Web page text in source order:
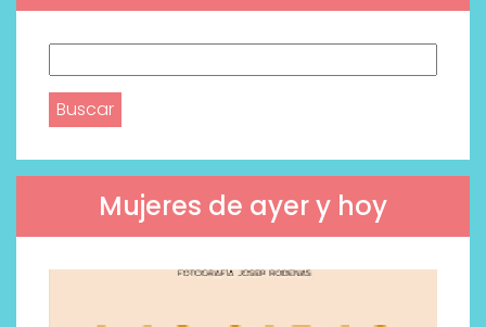
Mujeres de ayer y hoy